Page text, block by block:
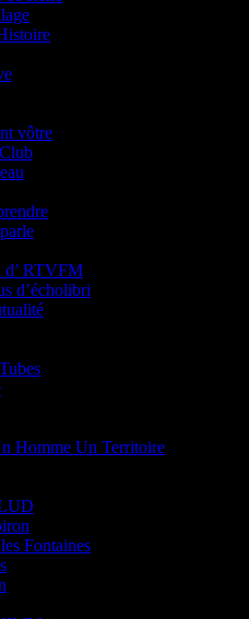
vôtre
d’ RTVFM
d’écholibri
Homme Un Territoire
Fontaines